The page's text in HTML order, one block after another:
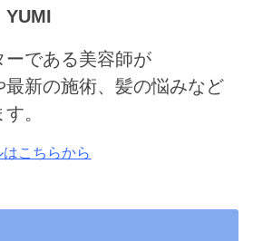
YUMI
である美容師が
新の施術、髪の悩みなど
。
こちらから